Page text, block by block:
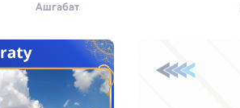
Ашгабат